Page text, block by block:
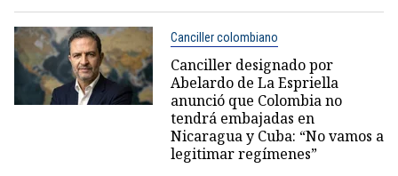
Canciller colombiano
Canciller designado por
Abelardo de La Espriella
anunció que Colombia no
tendrá embajadas en
Nicaragua y Cuba: “No vamos a
legitimar regímenes”